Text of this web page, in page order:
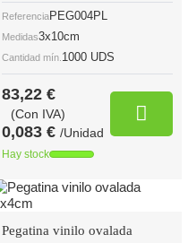
ReferenciaPEG004PL
Medidas3x10cm
Cantidad mín. 1000 UDS
83,22 €
(Con IVA)
0,083 € /Unidad
Hay stock
Pegatina vinilo ovalada